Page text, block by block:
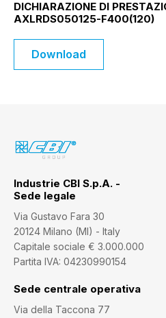
DICHIARAZIONE DI
AXLRDS050125-F400(120)
Download
Industrie CBI S.p.A. -
Sede legale
Via Gustavo Fara 30
20124 Milano (MI) - Italy
Capitale sociale € 3.000.000
Partita IVA: 04230990154
Sede centrale operativa
Via della Taccona 77